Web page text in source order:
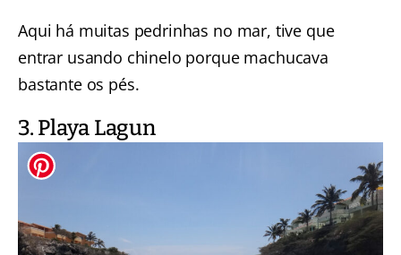
Aqui há muitas pedrinhas no mar, tive que
entrar usando chinelo porque machucava
bastante os pés.
3. Playa Lagun